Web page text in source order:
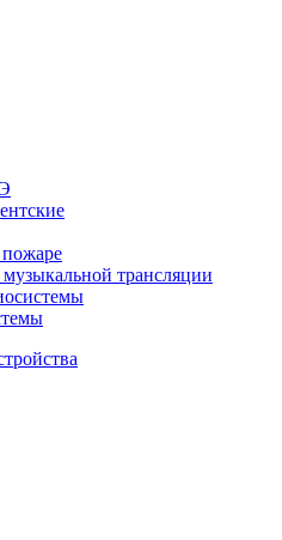
трансляции